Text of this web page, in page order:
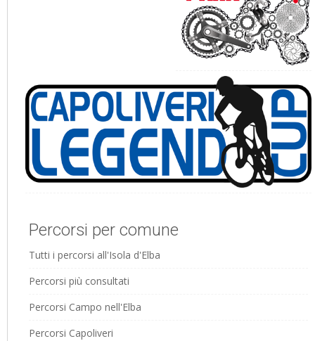
Percorsi per comune
Tutti i percorsi all'Isola d'Elba
Percorsi più consultati
Percorsi Campo nell'Elba
Percorsi Capoliveri